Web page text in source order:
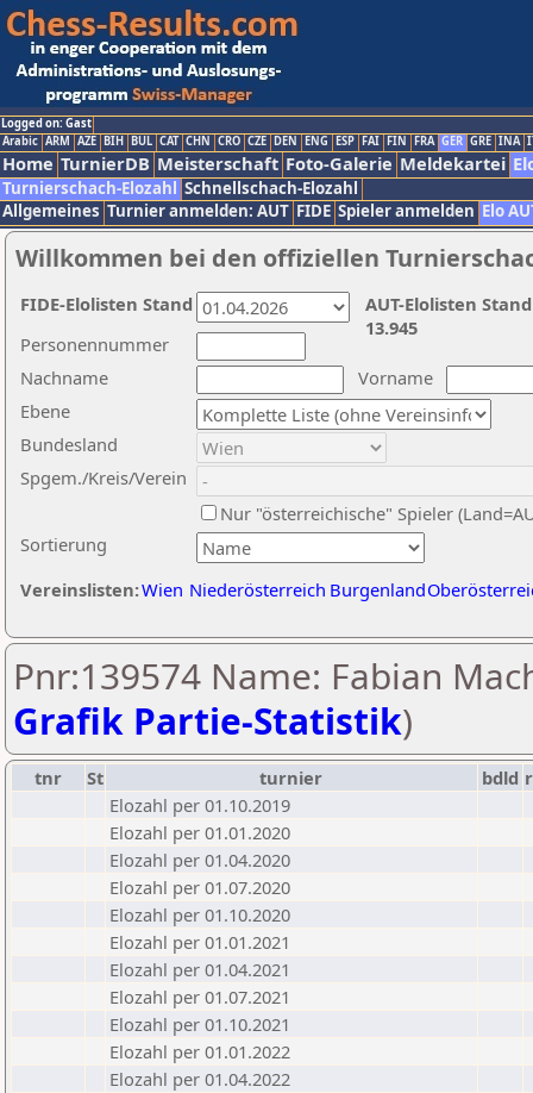
Logged on: Gast
Arabic ARM AZE BIH BUL CAT CHN CRO CZE DEN ENG ESP FAI FIN FRA GER GRE INA
Home TurnierDB Meisterschaft Foto-Galerie Meldekartei
Turnierschach-Elozahl Schnellschach-Elozahl
Allgemeines Turnier anmelden: AUT FIDE Spieler anmelden Elo
Willkommen bei den offiziellen
Nachname
Vorname
Ebene
Sortierung
Personennummer
Bundesland
Spgem./Kreis/Verein
Nur "österreichische" Spieler
Vereinslisten:Wien Niederösterreich Burgenland
AUT-Elolisten
13.945
FIDE-Elolisten Stand
Pnr:139574 Name: Fabian
Grafik Partie-Statistik)
tnr St turnier bdld
Elozahl per 01.10.2019
Elozahl per 01.01.2020
Elozahl per 01.04.2020
Elozahl per 01.07.2020
Elozahl per 01.10.2020
Elozahl per 01.01.2021
Elozahl per 01.04.2021
Elozahl per 01.07.2021
Elozahl per 01.10.2021
Elozahl per 01.01.2022
Elozahl per 01.04.2022